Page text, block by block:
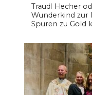
Traudl Hecher
Wunderkind zur
Spuren zu Gold